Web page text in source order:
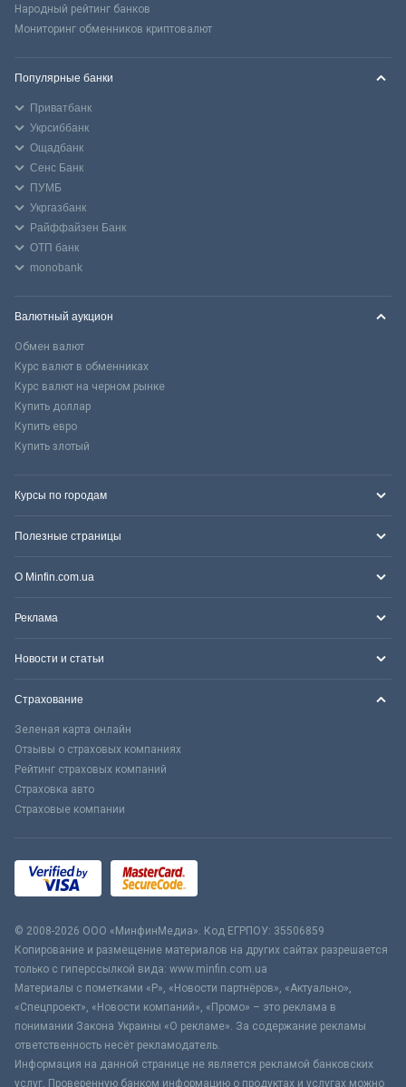
Народный рейтинг банков
Мониторинг обменников криптовалют
Популярные банки
Приватбанк
Укрсиббанк
Ощадбанк
Сенс Банк
ПУМБ
Укргазбанк
Райффайзен Банк
ОТП банк
monobank
Валютный аукцион
Обмен валют
Курс валют в обменниках
Курс валют на черном рынке
Купить доллар
Купить евро
Купить злотый
Курсы по городам
Полезные страницы
О Minfin.com.ua
Реклама
Новости и статьи
Страхование
Зеленая карта онлайн
Отзывы о страховых компаниях
Рейтинг страховых компаний
Страховка авто
Страховые компании
© 2008-2026 ООО «МинфинМедиа». Код ЕГРПОУ: 35506859
Копирование и размещение материалов на других сайтах разрешается
только с гиперссылкой вида: www.minfin.com.ua
Материалы с пометками «Р», «Новости партнёров», «Актуально»,
«Спецпроект», «Новости компаний», «Промо» – это реклама в
понимании Закона Украины «О рекламе». За содержание рекламы
ответственность несёт рекламодатель.
Информация на данной странице не является рекламой банковских
услуг. Проверенную банком информацию о продуктах и услугах можно